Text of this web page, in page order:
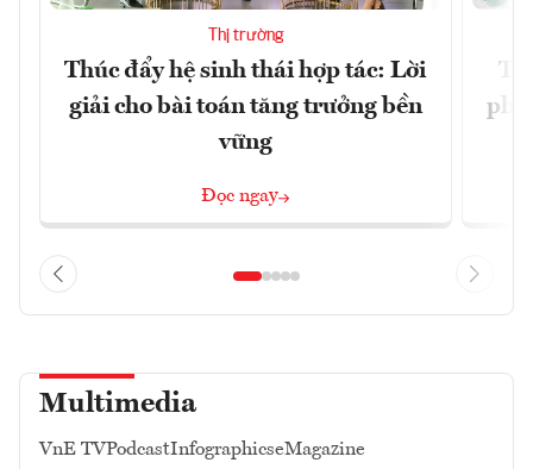
Thị trường
Thúc đẩy hệ sinh thái hợp tác: Lời
giải cho bài toán tăng trưởng bền
vững
Đọc ngay
Multimedia
VnE TVPodcastInfographicseMagazine